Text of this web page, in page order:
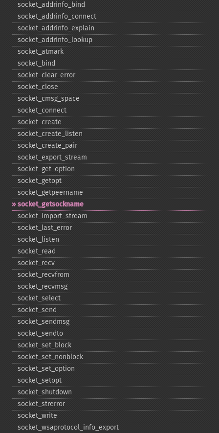
socket_​addrinfo_​bind
socket_​addrinfo_​connect
socket_​addrinfo_​explain
socket_​addrinfo_​lookup
socket_​atmark
socket_​bind
socket_​clear_​error
socket_​close
socket_​cmsg_​space
socket_​connect
socket_​create
socket_​create_​listen
socket_​create_​pair
socket_​export_​stream
socket_​get_​option
socket_​getopt
socket_​getpeername
socket_​getsockname
socket_​import_​stream
socket_​last_​error
socket_​listen
socket_​read
socket_​recv
socket_​recvfrom
socket_​recvmsg
socket_​select
socket_​send
socket_​sendmsg
socket_​sendto
socket_​set_​block
socket_​set_​nonblock
socket_​set_​option
socket_​setopt
socket_​shutdown
socket_​strerror
socket_​write
socket_​wsaprotocol_​info_​export